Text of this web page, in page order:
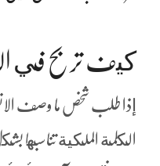
كيف تربح في
إذا طلب شخص ما وصف
الكلمة الملكية تناسبها